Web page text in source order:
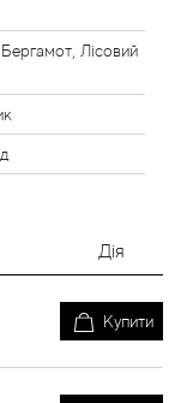
Лісовий
Дія
Купити